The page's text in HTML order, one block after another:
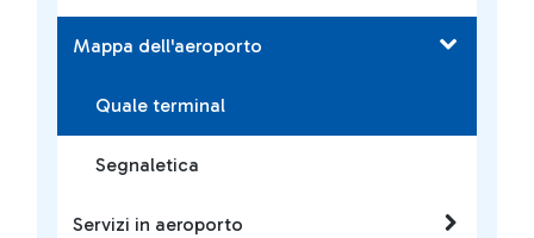
Mappa dell'aeroporto
Quale terminal
Segnaletica
Servizi in aeroporto